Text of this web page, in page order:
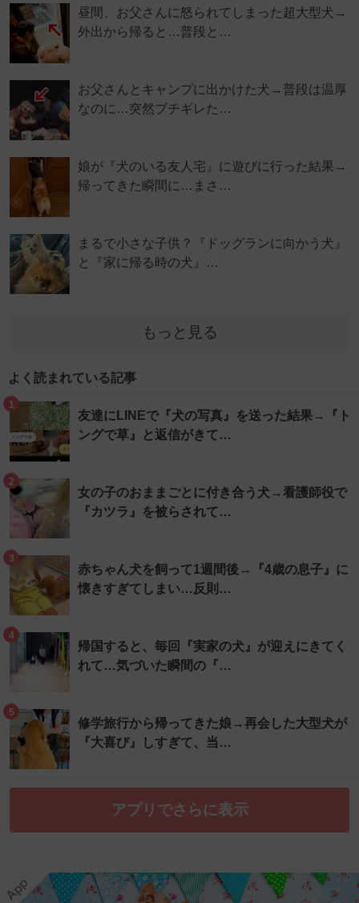
昼間、お父さんに怒られてしまった超大型犬→
外出から帰ると…普段と…
お父さんとキャンプに出かけた犬→普段は温厚
なのに…突然ブチギレた…
娘が『犬のいる友人宅』に遊びに行った結果→
帰ってきた瞬間に…まさ…
まるで小さな子供？『ドッグランに向かう犬』
と『家に帰る時の犬』…
もっと見る
よく読まれている記事
1
友達にLINEで『犬の写真』を送った結果→『ト
ングで草』と返信がきて…
2
女の子のおままごとに付き合う犬→看護師役で
『カツラ』を被らされて…
3
赤ちゃん犬を飼って1週間後→『4歳の息子』に
懐きすぎてしまい…反則…
4
帰国すると、毎回『実家の犬』が迎えにきてく
れて…気づいた瞬間の『…
5
修学旅行から帰ってきた娘→再会した大型犬が
『大喜び』しすぎて、当…
アプリでさらに表示